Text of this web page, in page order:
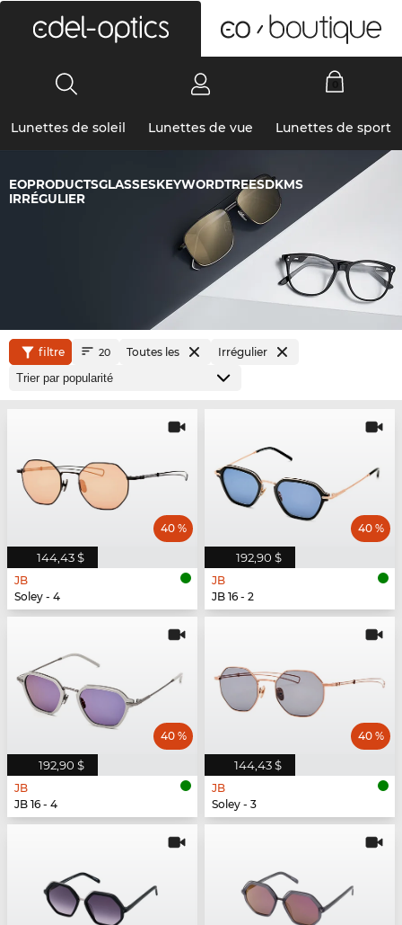
Lunettes de soleil Lunettes de vue Lunettes de sport
EOPRODUCTSGLASSESKEYWORDTREESDKMS
IRRÉGULIER
filtre 20 Toutes les Irrégulier
144,43 $
40 %
JB
Soley - 4
192,90 $
40 %
JB
JB 16 - 2
192,90 $
40 %
JB
JB 16 - 4
144,43 $
40 %
JB
Soley - 3